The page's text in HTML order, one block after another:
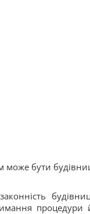
бути
процедури